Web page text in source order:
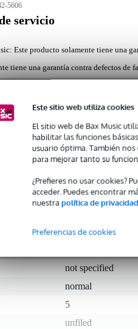
Este sitio web utiliza cookies
El sitio web de Bax Music
habilitar las funciones
usuario óptima. También
para mejorar tanto su
¿Prefieres no usar cookies?
acceder. Puedes encontrar
nuestra política de privacidad
Preferencias de cookies
5606
servicio
: Este producto solamente tiene una
tiene una garantía contra defectos de
barítono La Voz de
para los músicos de jazz.
y una parte posterior más
Las cañas están hechas
una excelente calidad.
not specified
not specified
normal
5
unfiled